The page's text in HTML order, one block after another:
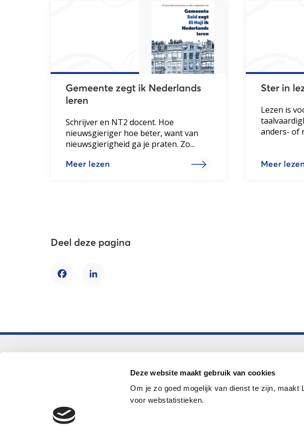
Deze website maakt gebruik van cookies
Om je zo goed mogelijk van dienst te zijn, maakt
voor webstatistieken.
Gemeente zegt ik Nederlands
leren
Schrijver en NT2 docent. Hoe
nieuwsgieriger hoe beter, want van
nieuwsgierigheid ga je praten. Zo...
Meer lezen
Ster in
Lezen is
anders- of
Meer lezen
Deel deze pagina
FacebookLinkedIn